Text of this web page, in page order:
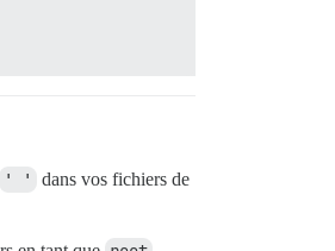
' '
dans vos fichiers de